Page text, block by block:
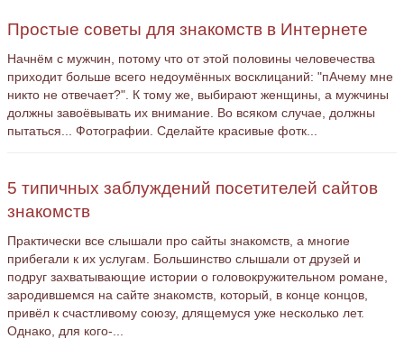
Простые советы для знакомств в Интернете
Начнём с мужчин, потому что от этой половины человечества
приходит больше всего недоумённых восклицаний: "пАчему мне
никто не отвечает?". К тому же, выбирают женщины, а мужчины
должны завоёвывать их внимание. Во всяком случае, должны
пытаться... Фотографии. Сделайте красивые фотк...
5 типичных заблуждений посетителей сайтов
знакомств
Практически все слышали про сайты знакомств, а многие
прибегали к их услугам. Большинство слышали от друзей и
подруг захватывающие истории о головокружительном романе,
зародившемся на сайте знакомств, который, в конце концов,
привёл к счастливому союзу, длящемуся уже несколько лет.
Однако, для кого-...